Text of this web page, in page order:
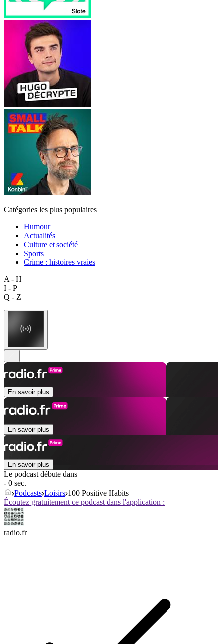
Catégories les plus populaires
Humour
Actualités
Culture et société
Sports
Crime : histoires vraies
A - H
I - P
Q - Z
En savoir plus
En savoir plus
En savoir plus
Le podcast débute dans
- 0 sec.
Podcasts Loisirs 100 Positive Habits
Écoutez gratuitement ce podcast dans l'application :
radio.fr